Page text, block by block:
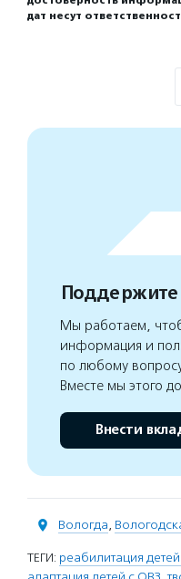
дат несут
Мы работаем,
информация и
по любому
Вместе мы этого
Внести
Вологда,
ТЕГИ: реабилитация